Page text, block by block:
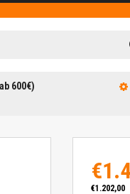
600€)
€1.202,00